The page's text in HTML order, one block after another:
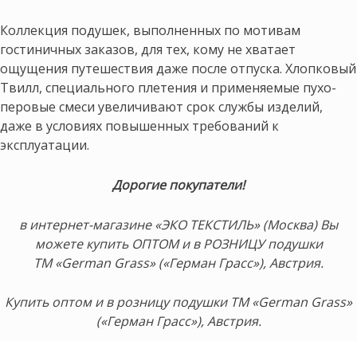
Коллекция подушек, выполненных по мотивам
гостиничных заказов, для тех, кому не хватает
ощущения путешествия даже после отпуска. Хлопковый
Твилл, специального плетения и применяемые пухо-
перовые смеси увеличивают срок службы изделий,
даже в условиях повышенных требований к
эксплуатации.
Дорогие покупатели!
в интернет-магазине «ЭКО ТЕКСТИЛЬ» (Москва) Вы
можете купить ОПТОМ и в РОЗНИЦУ подушки
ТМ «German Grass» («Герман Грасс»), Австрия.
Купить оптом и в розницу подушки ТМ «German Grass»
(«Герман Грасс»), Австрия.